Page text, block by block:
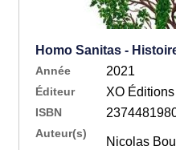
Homo Sanitas -
Année 2021
Éditeur XO Éditions
ISBN
Auteur(s)
Nicolas